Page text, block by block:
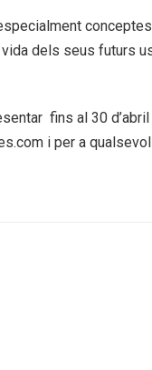
dels seus futurs
fins al 30
i per a